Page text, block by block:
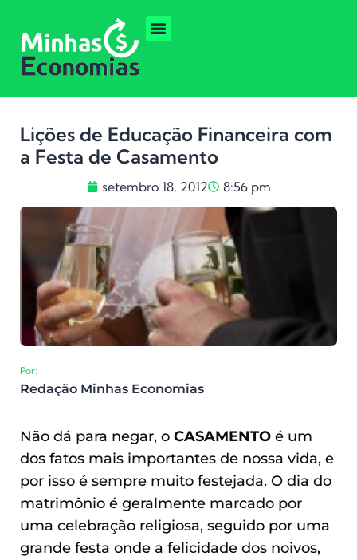
Lições de Educação Financeira com
a Festa de Casamento
setembro 18, 2012 8:56 pm
Por:
Redação Minhas Economias
Não dá para negar, o CASAMENTO é um
dos fatos mais importantes de nossa vida, e
por isso é sempre muito festejada. O dia do
matrimônio é geralmente marcado por
uma celebração religiosa, seguido por uma
grande festa onde a felicidade dos noivos,